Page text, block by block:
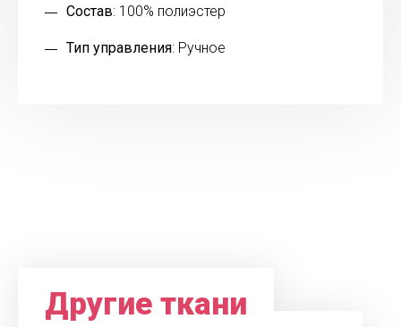
Состав: 100% полиэстер
Тип управления: Ручное
Другие ткани